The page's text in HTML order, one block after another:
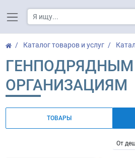
Каталог товаров и услуг
ГЕНПОДРЯДНЫМ
ОРГАНИЗАЦИЯМ
ТОВАРЫ